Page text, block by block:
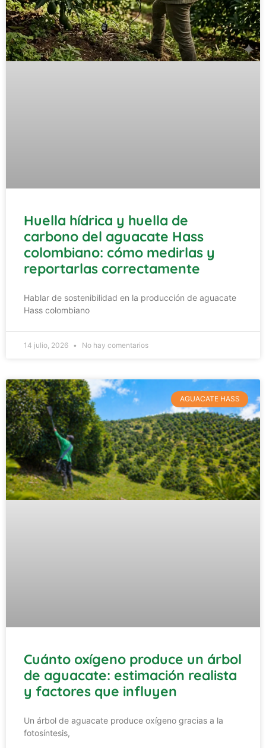
Huella hídrica y huella de
carbono del aguacate Hass
colombiano: cómo medirlas y
reportarlas correctamente
Hablar de sostenibilidad en la producción de aguacate
Hass colombiano
14 julio, 2026 No hay comentarios
AGUACATE HASS
Cuánto oxígeno produce un árbol
de aguacate: estimación realista
y factores que influyen
Un árbol de aguacate produce oxígeno gracias a la
fotosíntesis,